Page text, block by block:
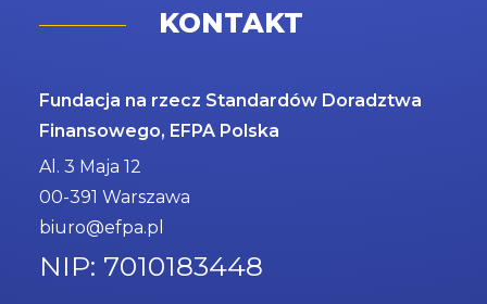
KONTAKT
Fundacja na rzecz Standardów Doradztwa
Finansowego, EFPA Polska
Al. 3 Maja 12
00-391 Warszawa
biuro@efpa.pl
NIP: 7010183448